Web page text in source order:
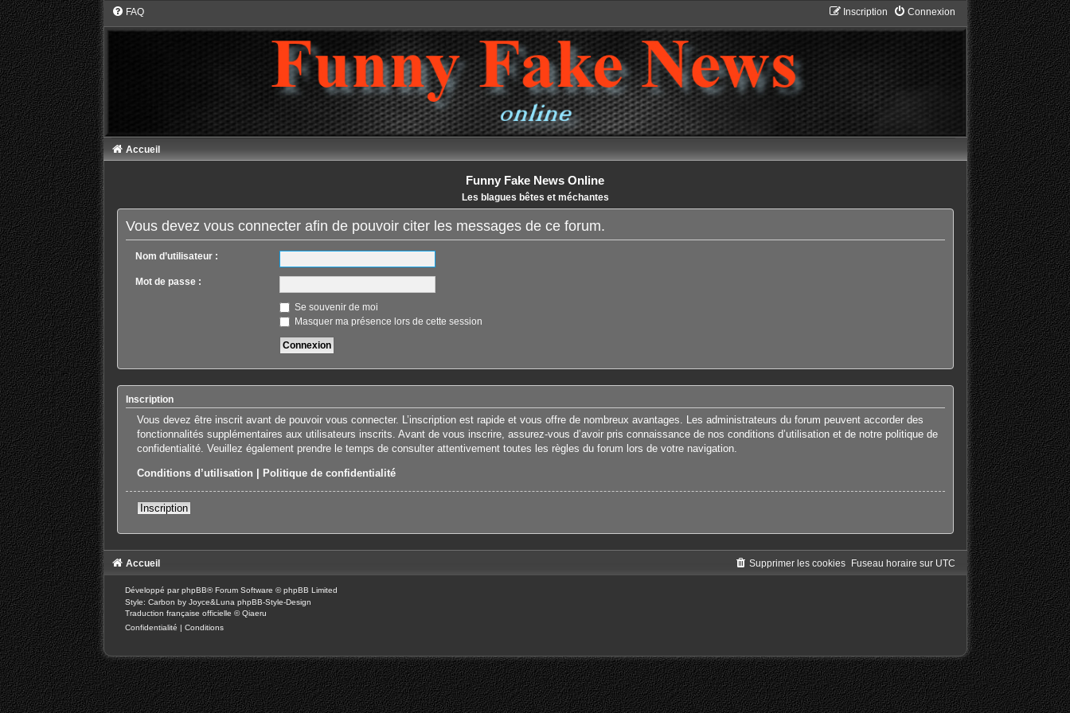
FAQ Connexion
Inscription
Accueil
Funny Fake News Online
Les blagues bêtes et méchantes
Vous devez vous connecter afin de pouvoir citer les messages de ce forum.
Nom d’utilisateur :
Mot de passe :
Se souvenir de moi
Masquer ma présence lors de cette session
Inscription
Vous devez être inscrit avant de pouvoir vous connecter. L’inscription est rapide et vous offre de nombreux avantages. Les administrateurs du forum peuvent accorder des
fonctionnalités supplémentaires aux utilisateurs inscrits. Avant de vous inscrire, assurez-vous d’avoir pris connaissance de nos conditions d’utilisation et de notre politique de
confidentialité. Veuillez également prendre le temps de consulter attentivement toutes les règles du forum lors de votre navigation.
Conditions d’utilisation Politique de confidentialité
Inscription
Accueil Fuseau horaire sur UTC
Supprimer les cookies
Développé parphpBB® Forum Software © phpBB Limited
Style: Carbon by Joyce&Luna phpBB-Style-Design
Traduction française officielle ©Qiaeru
Confidentialité | Conditions